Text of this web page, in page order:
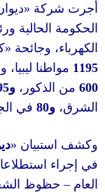
« ديوان للأبحاث»
ورئيسها،
«كورونا»
ليبيا، وشملت
و595 من
في الجنوبو772
« ديوان
الرأي
الشخصيات